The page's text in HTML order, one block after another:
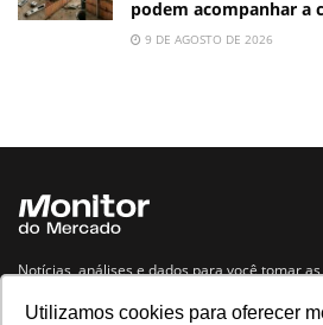
Utilizamos cookies para oferecer
podem acompanhar a
9 DE AGOSTO DE 2026
Notícias, análises e dados para você tomar
Navegue no site